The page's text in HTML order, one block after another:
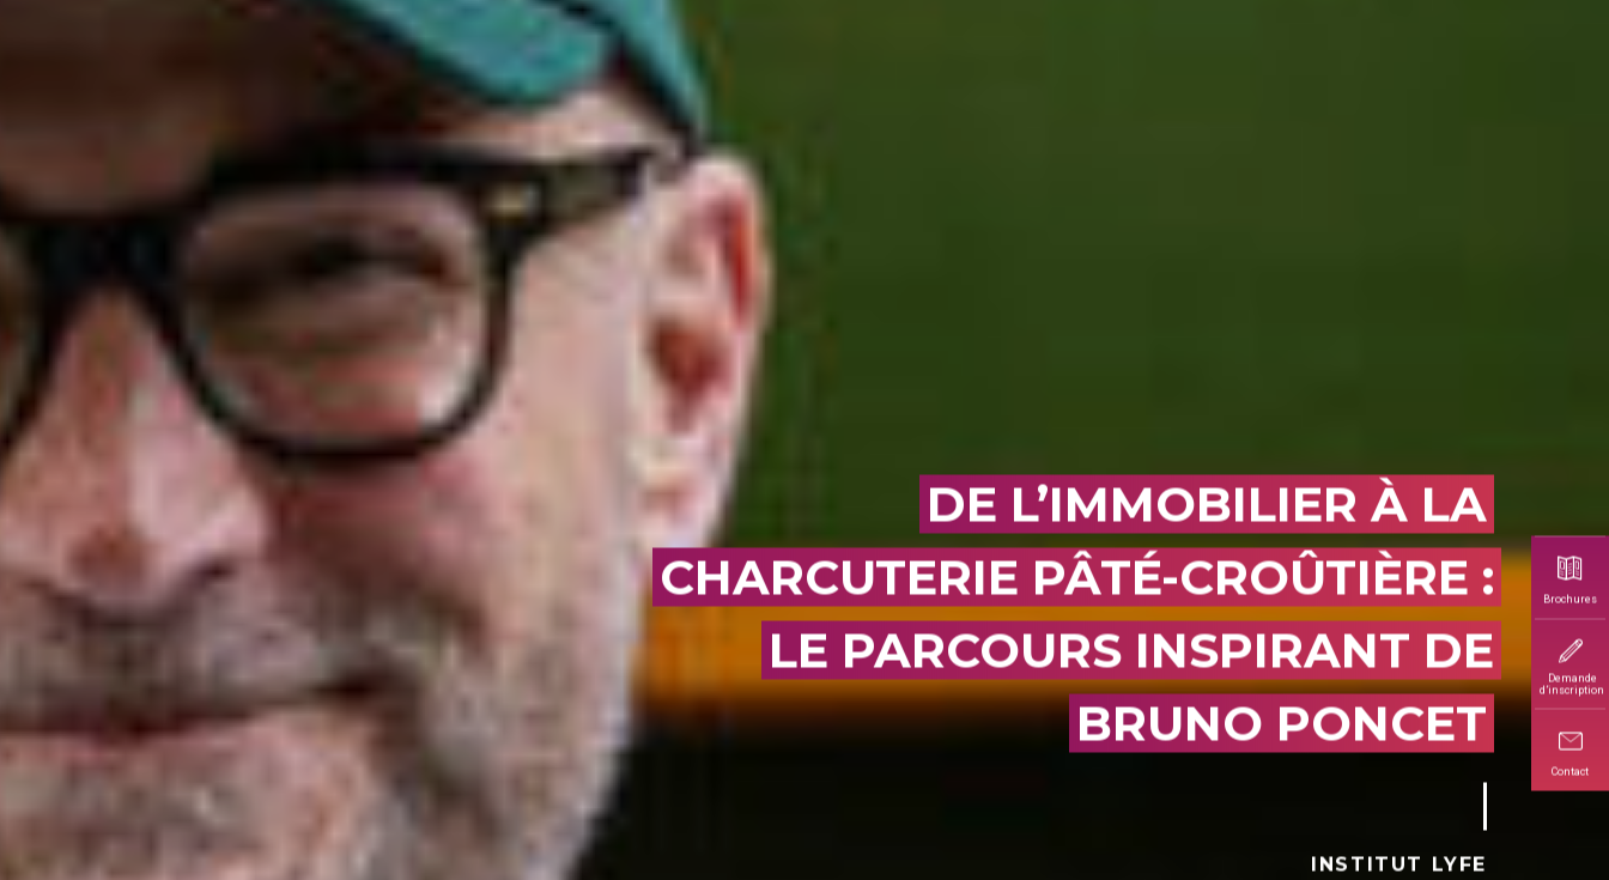
DE L’IMMOBILIER À LA
CHARCUTERIE PÂTÉ-CROÛTIÈRE :
LE PARCOURS INSPIRANT DE
BRUNO PONCET
INSTITUT LYFE
Brochures
Demande
d’inscription
Contact